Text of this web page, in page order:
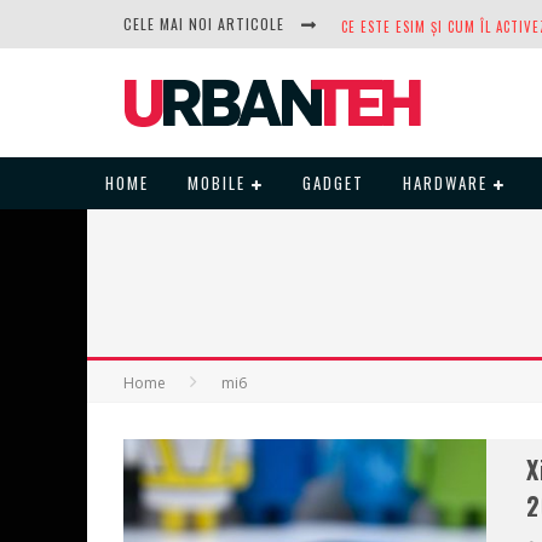
CELE MAI NOI ARTICOLE
DUPĂ ANI DE REFUZURI,
HOME MOBILE GADGET HARDWARE
Home mi6